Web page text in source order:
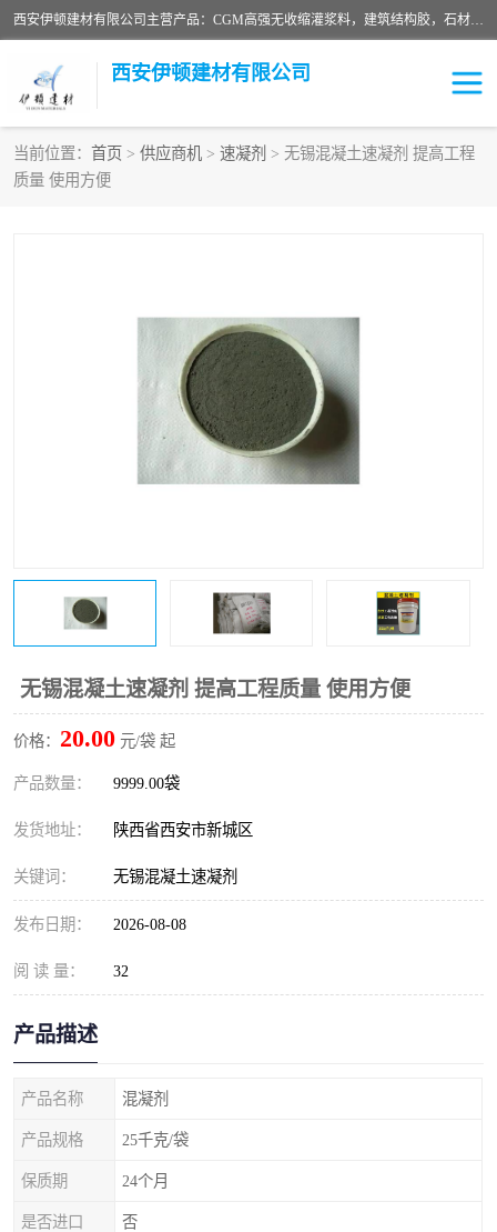
西安伊顿建材有限公司主营产品：CGM高强无收缩灌浆料，建筑结构胶，石材粘合剂，柔性防水材料，环氧修补砂浆等在各个行业得到了客户认可。
西安伊顿建材有限公司
当前位置： 首页 > 供应商机 > 速凝剂 > 无锡混凝土速凝剂 提高工程
质量 使用方便
无锡混凝土速凝剂 提高工程质量 使用方便
价格： 20.00 元/袋 起
产品数量： 9999.00袋
发货地址： 陕西省西安市新城区
关键词： 无锡混凝土速凝剂
发布日期： 2026-08-08
阅 读 量： 32
产品描述
产品名称 混凝剂
产品规格 25千克/袋
保质期 24个月
是否进口 否
灌浆料
沥青冷补料
速凝剂
金刚砂
膨胀剂 混凝土防碳化涂料
融雪剂